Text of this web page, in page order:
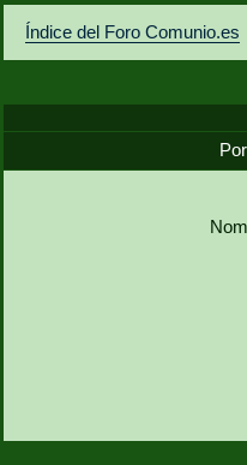
Índice del Foro Comunio.es